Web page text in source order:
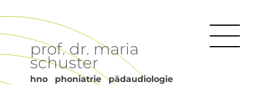
prof. dr. maria
schuster
hno phoniatrie pädaudiologie